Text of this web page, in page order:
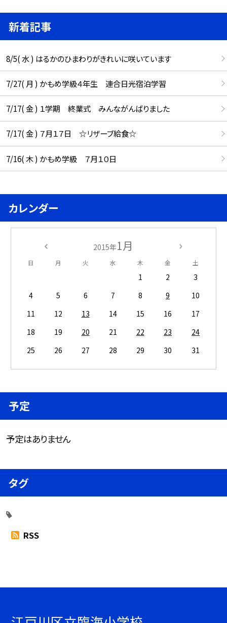
新着記事
8/5( 水 ) はるかのひまわりがきれいに咲いています
7/27( 月 ) かもめ学級４年生 連合日光宿泊学習
7/17( 金 ) １学期 終業式 みんながんばりました
7/17( 金 ) ７月１７日 ☆リザーブ給食☆
7/16( 木 ) かもめ学級 ７月１０日
カレンダー
2015年1月
日 月 火 水 木 金 土
1 2
3
4
5 6 7 8 9
10
11
12 13 14 15 16
17
18
19 20 21 22 23
24
25
26 27 28 29 30 31
予定
予定はありません
タグ
RSS